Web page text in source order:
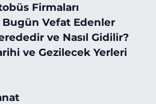
Firmaları
Vefat Edenler
ve Nasıl Gidilir?
ve Gezilecek Yerleri